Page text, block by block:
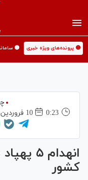
🟡 پرونده‌های ویژه خبری 🟡
0:23
10 فروردين 1405
کشور